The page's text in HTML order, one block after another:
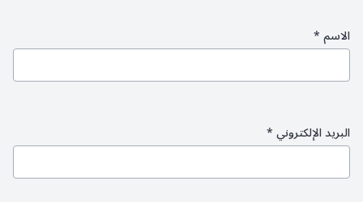
الاسم*
البريد الإلكتروني*